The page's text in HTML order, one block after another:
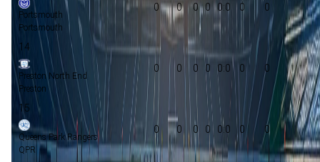
Portsmouth
Portsmouth
0 0 0 0 0:0 0 0
14
Preston North End
Preston
0 0 0 0 0:0 0 0
15
Queens Park Rangers
QPR
0 0 0 0 0:0 0 0